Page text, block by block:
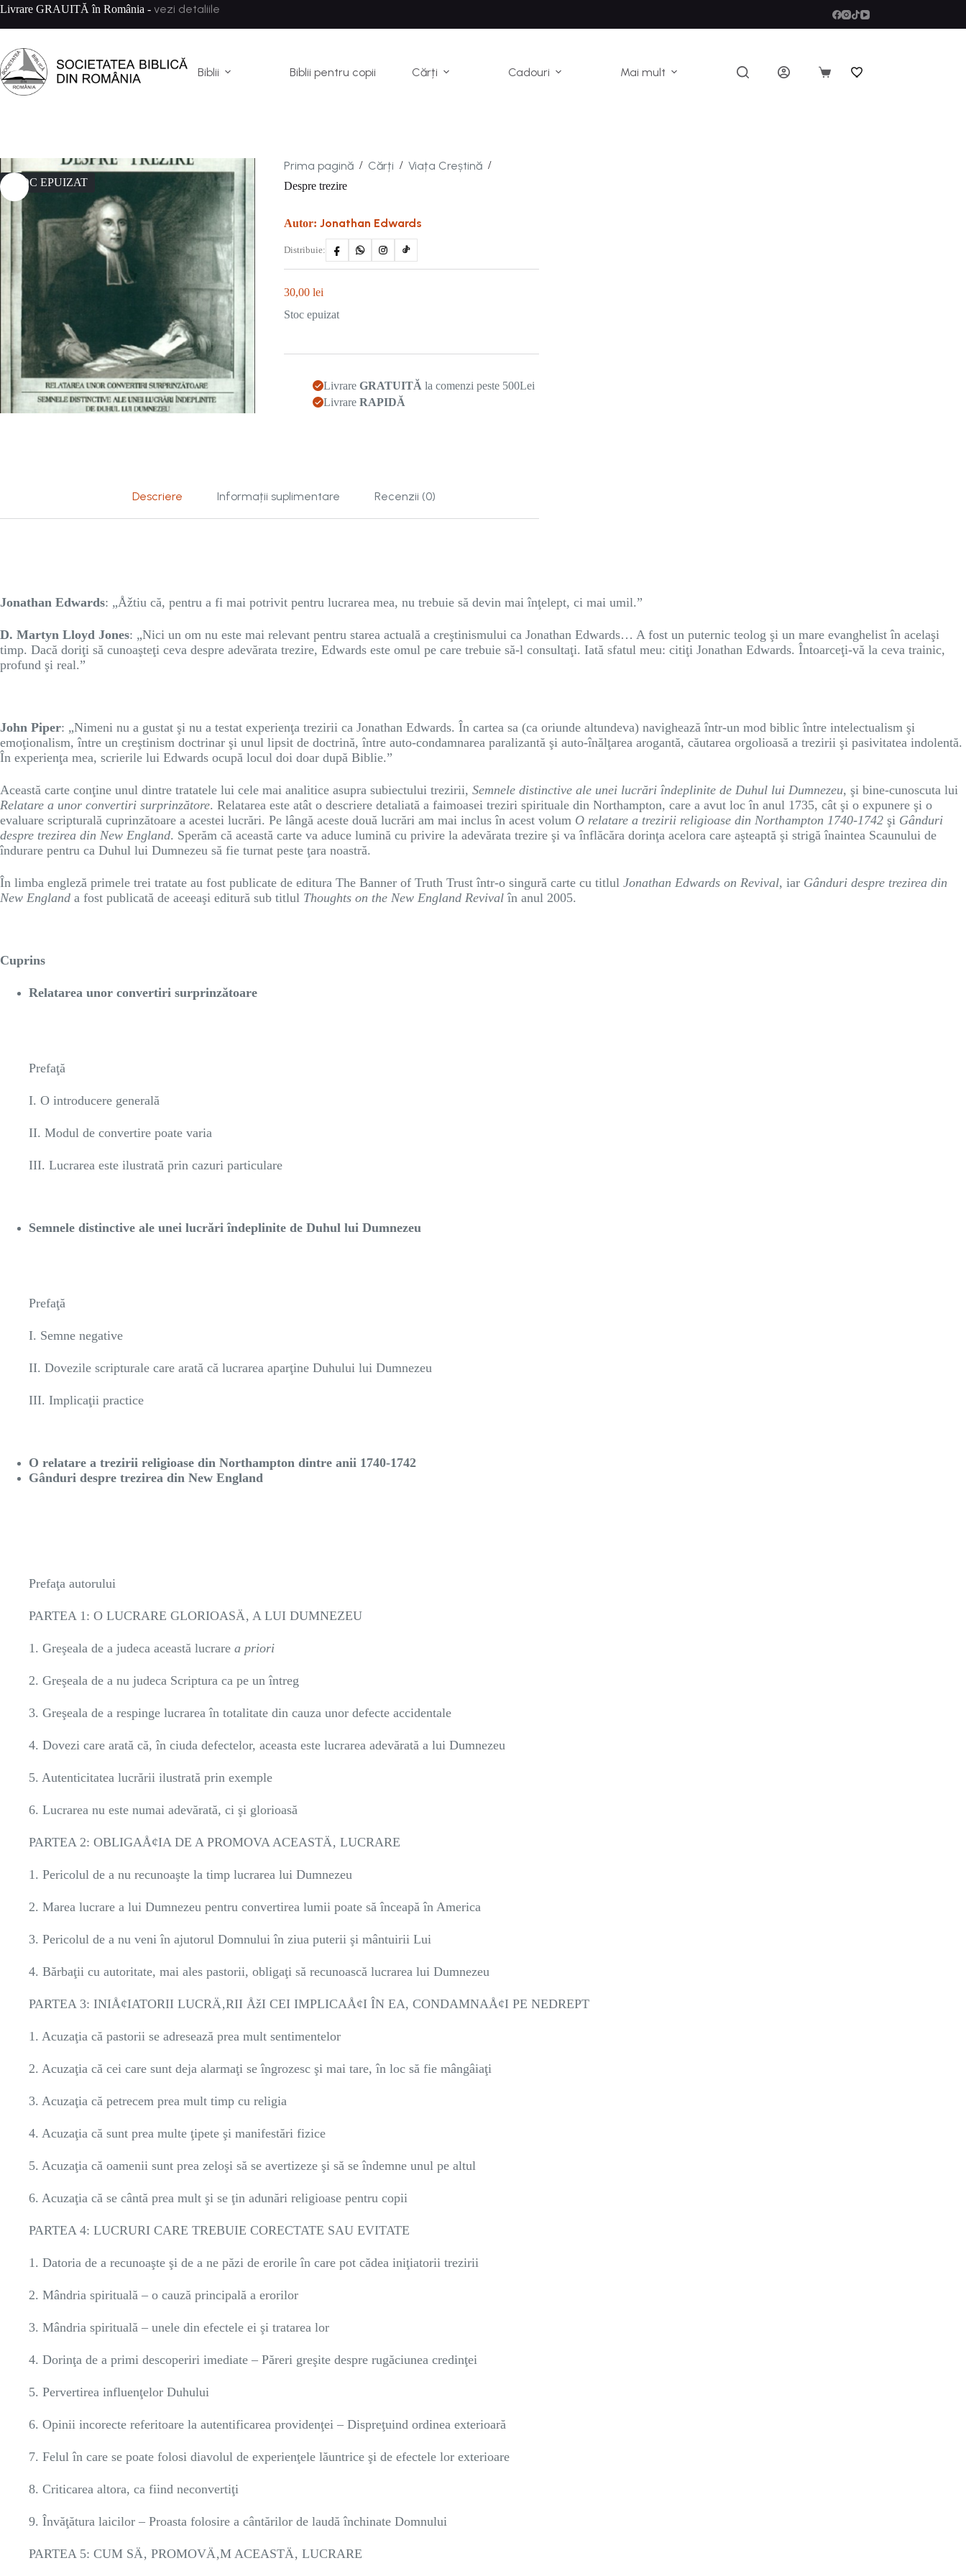
Sari
conținut
Livrare GRAUITĂ în România - vezi detaliile
Biblii Biblii pentru copii Cărți Cadouri Mai mult
Coș
STOC EPUIZAT
Prima pagină / Cărți / Viața Creștină /
Despre trezire
Autor: Jonathan Edwards
Distribuie:
30,00 lei
Stoc epuizat
Livrare GRATUITĂ la comenzi peste 500Lei
Livrare RAPIDĂ
Descriere Informații suplimentare Recenzii (0)
Jonathan Edwards: „Åžtiu că, pentru a fi mai potrivit pentru lucrarea mea, nu trebuie să devin mai înţelept, ci mai umil.”
D. Martyn Lloyd Jones: „Nici un om nu este mai relevant pentru starea actuală a creştinismului ca Jonathan Edwards… A fost un puternic teolog şi un mare evanghelist în acelaşi
timp. Dacă doriţi să cunoaşteţi ceva despre adevărata trezire, Edwards este omul pe care trebuie să-l consultaţi. Iată sfatul meu: citiţi Jonathan Edwards. Întoarceţi-vă la ceva trainic,
profund şi real.”
John Piper: „Nimeni nu a gustat şi nu a testat experienţa trezirii ca Jonathan Edwards. În cartea sa (ca oriunde altundeva) navighează într-un mod biblic între intelectualism şi
emoţionalism, între un creştinism doctrinar şi unul lipsit de doctrină, între auto-condamnarea paralizantă şi auto-înălţarea arogantă, căutarea orgolioasă a trezirii şi pasivitatea indolentă.
În experienţa mea, scrierile lui Edwards ocupă locul doi doar după Biblie.”
Această carte conţine unul dintre tratatele lui cele mai analitice asupra subiectului trezirii, Semnele distinctive ale unei lucrări îndeplinite de Duhul lui Dumnezeu, şi bine-cunoscuta lui
Relatare a unor convertiri surprinzătore. Relatarea este atât o descriere detaliată a faimoasei treziri spirituale din Northampton, care a avut loc în anul 1735, cât şi o expunere şi o
evaluare scripturală cuprinzătoare a acestei lucrări. Pe lângă aceste două lucrări am mai inclus în acest volum O relatare a trezirii religioase din Northampton 1740-1742 şi Gânduri
despre trezirea din New England. Sperăm că această carte va aduce lumină cu privire la adevărata trezire şi va înflăcăra dorinţa acelora care aşteaptă şi strigă înaintea Scaunului de
îndurare pentru ca Duhul lui Dumnezeu să fie turnat peste ţara noastră.
În limba engleză primele trei tratate au fost publicate de editura The Banner of Truth Trust într-o singură carte cu titlul Jonathan Edwards on Revival, iar Gânduri despre trezirea din
New England a fost publicată de aceeaşi editură sub titlul Thoughts on the New England Revival în anul 2005.
Cuprins
Relatarea unor convertiri surprinzătoare
Prefaţă
I. O introducere generală
II. Modul de convertire poate varia
III. Lucrarea este ilustrată prin cazuri particulare
Semnele distinctive ale unei lucrări îndeplinite de Duhul lui Dumnezeu
Prefaţă
I. Semne negative
II. Dovezile scripturale care arată că lucrarea aparţine Duhului lui Dumnezeu
III. Implicaţii practice
O relatare a trezirii religioase din Northampton dintre anii 1740-1742
Gânduri despre trezirea din New England
Prefaţa autorului
PARTEA 1: O LUCRARE GLORIOASÄ‚ A LUI DUMNEZEU
1. Greşeala de a judeca această lucrare a priori
2. Greşeala de a nu judeca Scriptura ca pe un întreg
3. Greşeala de a respinge lucrarea în totalitate din cauza unor defecte accidentale
4. Dovezi care arată că, în ciuda defectelor, aceasta este lucrarea adevărată a lui Dumnezeu
5. Autenticitatea lucrării ilustrată prin exemple
6. Lucrarea nu este numai adevărată, ci şi glorioasă
PARTEA 2: OBLIGAÅ¢IA DE A PROMOVA ACEASTÄ‚ LUCRARE
1. Pericolul de a nu recunoaşte la timp lucrarea lui Dumnezeu
2. Marea lucrare a lui Dumnezeu pentru convertirea lumii poate să înceapă în America
3. Pericolul de a nu veni în ajutorul Domnului în ziua puterii şi mântuirii Lui
4. Bărbaţii cu autoritate, mai ales pastorii, obligaţi să recunoască lucrarea lui Dumnezeu
PARTEA 3: INIÅ¢IATORII LUCRÄ‚RII ÅžI CEI IMPLICAÅ¢I ÎN EA, CONDAMNAÅ¢I PE NEDREPT
1. Acuzaţia că pastorii se adresează prea mult sentimentelor
2. Acuzaţia că cei care sunt deja alarmaţi se îngrozesc şi mai tare, în loc să fie mângâiaţi
3. Acuzaţia că petrecem prea mult timp cu religia
4. Acuzaţia că sunt prea multe ţipete şi manifestări fizice
5. Acuzaţia că oamenii sunt prea zeloşi să se avertizeze şi să se îndemne unul pe altul
6. Acuzaţia că se cântă prea mult şi se ţin adunări religioase pentru copii
PARTEA 4: LUCRURI CARE TREBUIE CORECTATE SAU EVITATE
1. Datoria de a recunoaşte şi de a ne păzi de erorile în care pot cădea iniţiatorii trezirii
2. Mândria spirituală – o cauză principală a erorilor
3. Mândria spirituală – unele din efectele ei şi tratarea lor
4. Dorinţa de a primi descoperiri imediate – Păreri greşite despre rugăciunea credinţei
5. Pervertirea influenţelor Duhului
6. Opinii incorecte referitoare la autentificarea providenţei – Dispreţuind ordinea exterioară
7. Felul în care se poate folosi diavolul de experienţele lăuntrice şi de efectele lor exterioare
8. Criticarea altora, ca fiind neconvertiţi
9. Învăţătura laicilor – Proasta folosire a cântărilor de laudă închinate Domnului
PARTEA 5: CUM SÄ‚ PROMOVÄ‚M ACEASTÄ‚ LUCRARE